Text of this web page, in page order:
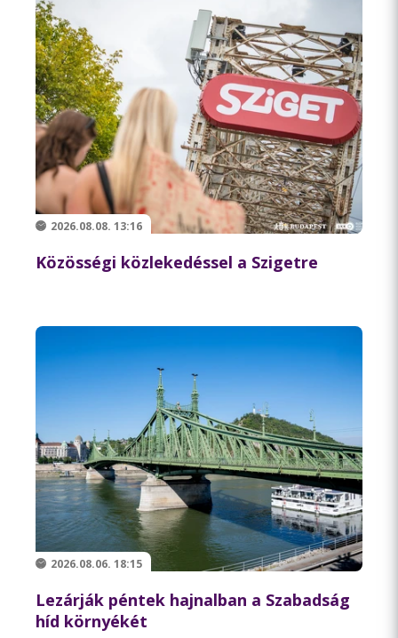
2026.08.08. 13:16
Közösségi közlekedéssel a Szigetre
2026.08.06. 18:15
Lezárják péntek hajnalban a Szabadság
híd környékét